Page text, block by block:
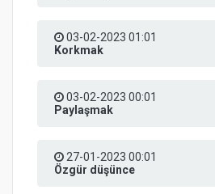
03-02-2023 01:01
Korkmak
03-02-2023 00:01
Paylaşmak
27-01-2023 00:01
Özgür düşünce